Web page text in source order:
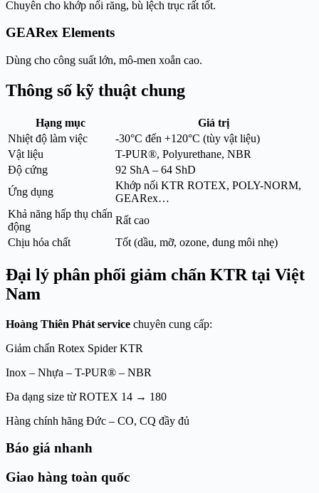
Chuyên cho khớp nối răng, bù lệch trục rất tốt.
GEARex Elements
Dùng cho công suất lớn, mô-men xoắn cao.
Thông số kỹ thuật chung
Hạng mục
Giá trị
Nhiệt độ làm việc
-30°C đến +120°C (tùy vật liệu)
Vật liệu
T-PUR®, Polyurethane, NBR
Độ cứng
92 ShA – 64 ShD
Ứng dụng
Khớp nối KTR ROTEX, POLY-NORM,
GEARex…
Khả năng hấp thụ chấn
động
Rất cao
Chịu hóa chất
Tốt (dầu, mỡ, ozone, dung môi nhẹ)
Đại lý phân phối giảm chấn KTR tại Việt
Nam
Hoàng Thiên Phát service chuyên cung cấp:
Giảm chấn Rotex Spider KTR
Inox – Nhựa – T-PUR® – NBR
Đa dạng size từ ROTEX 14 → 180
Hàng chính hãng Đức – CO, CQ đầy đủ
Báo giá nhanh
Giao hàng toàn quốc